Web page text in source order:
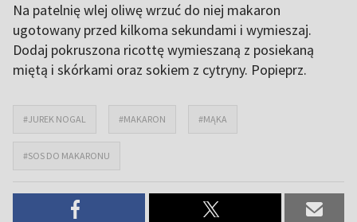
Na patelnię wlej oliwę wrzuć do niej makaron
ugotowany przed kilkoma sekundami i wymieszaj.
Dodaj pokruszona ricottę wymieszaną z posiekaną
miętą i skórkami oraz sokiem z cytryny. Popieprz.
#JUREK NOGAL #MAKARON #MĄKA
#SOS DO MAKARONU